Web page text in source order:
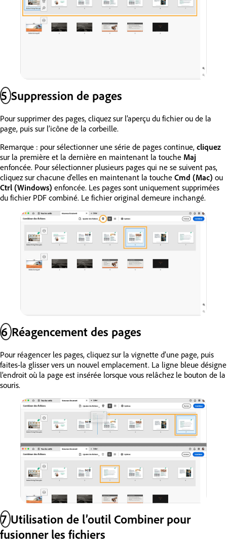
5Suppression de pages
Pour supprimer des pages, cliquez sur l’aperçu du fichier ou de la
page, puis sur l’icône de la corbeille.
Remarque : pour sélectionner une série de pages continue, cliquez
sur la première et la dernière en maintenant la touche Maj
enfoncée. Pour sélectionner plusieurs pages qui ne se suivent pas,
cliquez sur chacune d’elles en maintenant la touche Cmd (Mac) ou
Ctrl (Windows) enfoncée. Les pages sont uniquement supprimées
du fichier PDF combiné. Le fichier original demeure inchangé.
6Réagencement des pages
Pour réagencer les pages, cliquez sur la vignette d’une page, puis
faites-la glisser vers un nouvel emplacement. La ligne bleue désigne
l’endroit où la page est insérée lorsque vous relâchez le bouton de la
souris.
7Utilisation de l’outil Combiner pour
fusionner les fichiers